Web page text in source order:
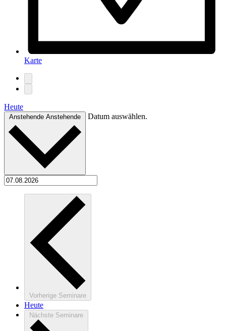
Karte
Heute
Anstehende Anstehende Datum auswählen.
Vorherige Seminare
Heute
Nächste Seminare